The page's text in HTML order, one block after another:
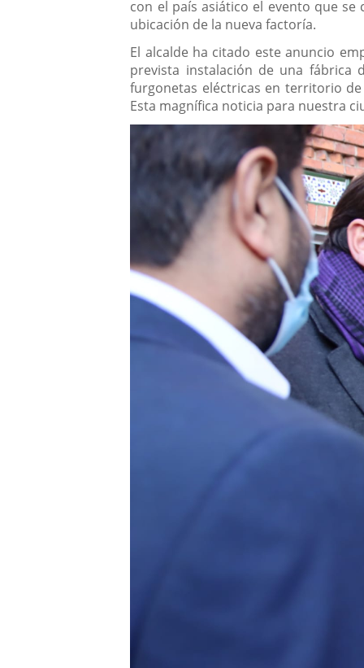
con el país asiático el evento que
ubicación de la nueva factoría.
El alcalde ha citado este anuncio
prevista instalación de una fábrica
furgonetas eléctricas en territorio
Esta magnífica noticia para nuestra